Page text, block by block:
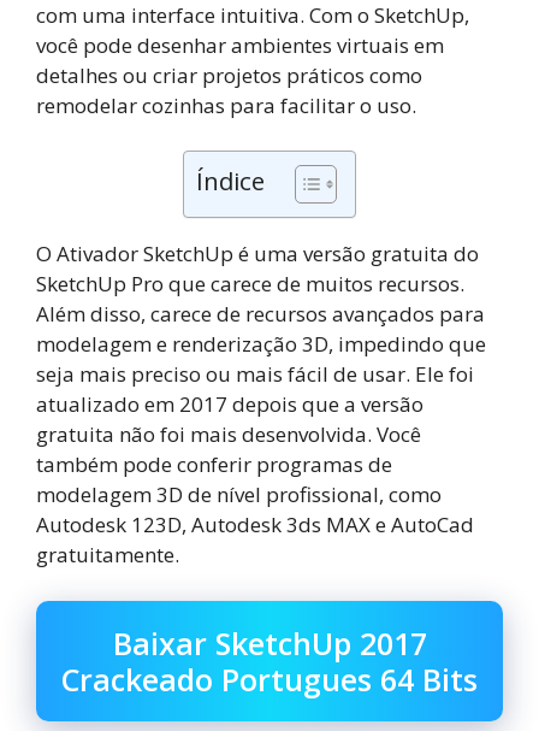
com uma interface intuitiva. Com o SketchUp,
você pode desenhar ambientes virtuais em
detalhes ou criar projetos práticos como
remodelar cozinhas para facilitar o uso.
Índice
O Ativador SketchUp é uma versão gratuita do
SketchUp Pro que carece de muitos recursos.
Além disso, carece de recursos avançados para
modelagem e renderização 3D, impedindo que
seja mais preciso ou mais fácil de usar. Ele foi
atualizado em 2017 depois que a versão
gratuita não foi mais desenvolvida. Você
também pode conferir programas de
modelagem 3D de nível profissional, como
Autodesk 123D, Autodesk 3ds MAX e AutoCad
gratuitamente.
Baixar SketchUp 2017
Crackeado Portugues 64 Bits